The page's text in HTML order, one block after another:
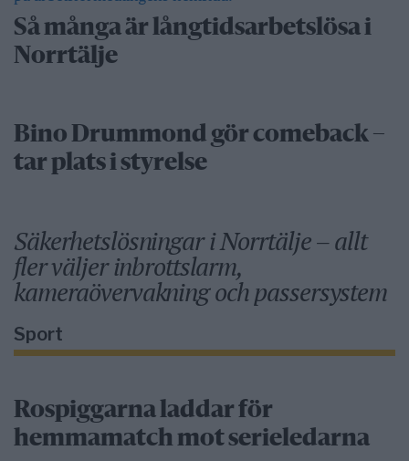
Så många är långtidsarbetslösa i
Norrtälje
Bino Drummond gör comeback –
tar plats i styrelse
Säkerhetslösningar i Norrtälje – allt
fler väljer inbrottslarm,
kameraövervakning och passersystem
Sport
Rospiggarna laddar för
hemmamatch mot serieledarna